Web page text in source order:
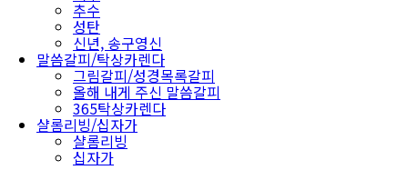
추수
성탄
신년, 송구영신
말씀갈피/탁상카렌다
그림갈피/성경목록갈피
올해 내게 주신 말씀갈피
365탁상카렌다
샬롬리빙/십자가
샬롬리빙
십자가